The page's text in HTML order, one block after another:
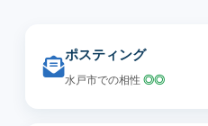
ポスティング
水戸市での相性 ◎◎